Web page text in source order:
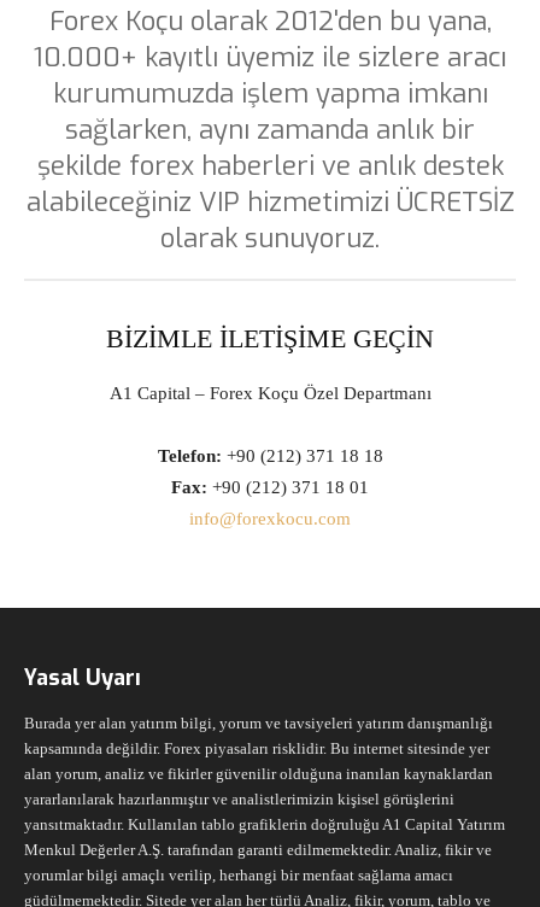
Forex Koçu olarak 2012'den bu yana,
10.000+ kayıtlı üyemiz ile sizlere aracı
kurumumuzda işlem yapma imkanı
sağlarken, aynı zamanda anlık bir
şekilde forex haberleri ve anlık destek
alabileceğiniz VIP hizmetimizi ÜCRETSİZ
olarak sunuyoruz.
BİZİMLE İLETİŞİME GEÇİN
A1 Capital – Forex Koçu Özel Departmanı
Telefon: +90 (212) 371 18 18
Fax: +90 (212) 371 18 01
info@forexkocu.com
Yasal Uyarı
Burada yer alan yatırım bilgi, yorum ve tavsiyeleri yatırım danışmanlığı
kapsamında değildir. Forex piyasaları risklidir. Bu internet sitesinde yer
alan yorum, analiz ve fikirler güvenilir olduğuna inanılan kaynaklardan
yararlanılarak hazırlanmıştır ve analistlerimizin kişisel görüşlerini
yansıtmaktadır. Kullanılan tablo grafiklerin doğruluğu A1 Capital Yatırım
Menkul Değerler A.Ş. tarafından garanti edilmemektedir. Analiz, fikir ve
yorumlar bilgi amaçlı verilip, herhangi bir menfaat sağlama amacı
güdülmemektedir. Sitede yer alan her türlü Analiz, fikir, yorum, tablo ve